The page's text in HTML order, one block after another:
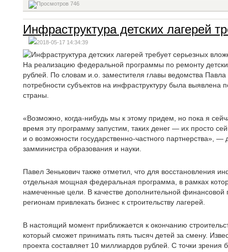
746
Инфраструктура детских лагерей
2018-05-17 14:34:39
На реализацию федеральной программы по ремонту
рублей. По словам и.о. заместителя главы ведомства
потребности субъектов на инфраструктуру была выявлена
страны.
«Возможно, когда-нибудь мы к этому придем, но пока я
время эту программу запустим, таких денег — их просто
и о возможности государственно-частного партнерства»,
замминистра образования и науки.
Павел Зенькович также отметил, что для восстановления
отдельная мощная федеральная программа, в рамках
намеченные цели. В качестве дополнительной
регионам привлекать бизнес к строительству лагерей.
В настоящий момент приближается к окончанию
который сможет принимать пять тысяч детей за смену.
проекта составляет 10 миллиардов рублей. С точки